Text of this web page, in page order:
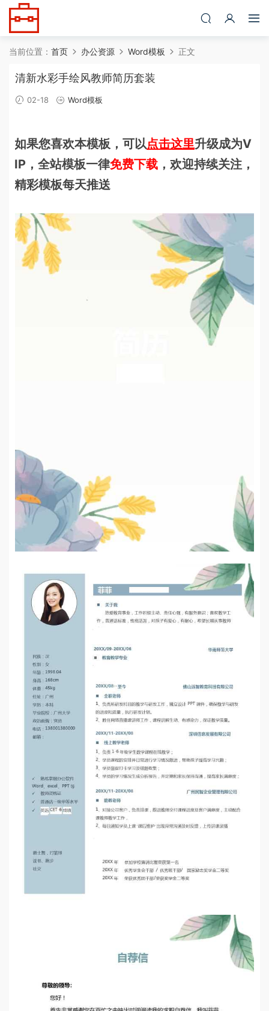
当前位置： 首页 办公资源 Word模板 正文
清新水彩手绘风教师简历套装
02-18 Word模板
如果您喜欢本模板，可以点击这里升级成为V
IP，全站模板一律免费下载 ，欢迎持续关注，
精彩模板每天推送